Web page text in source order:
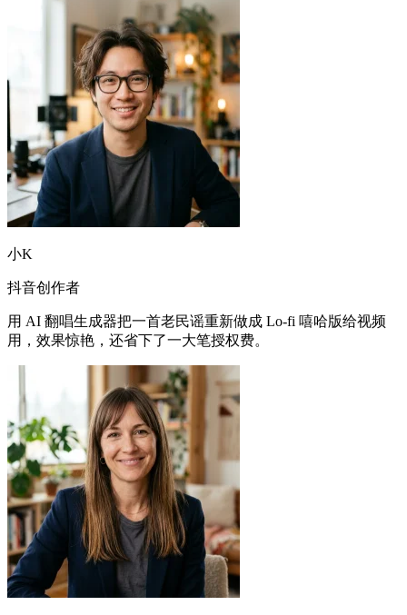
小K
抖音创作者
用 AI 翻唱生成器把一首老民谣重新做成 Lo-fi 嘻哈版给视频
用，效果惊艳，还省下了一大笔授权费。
Elena